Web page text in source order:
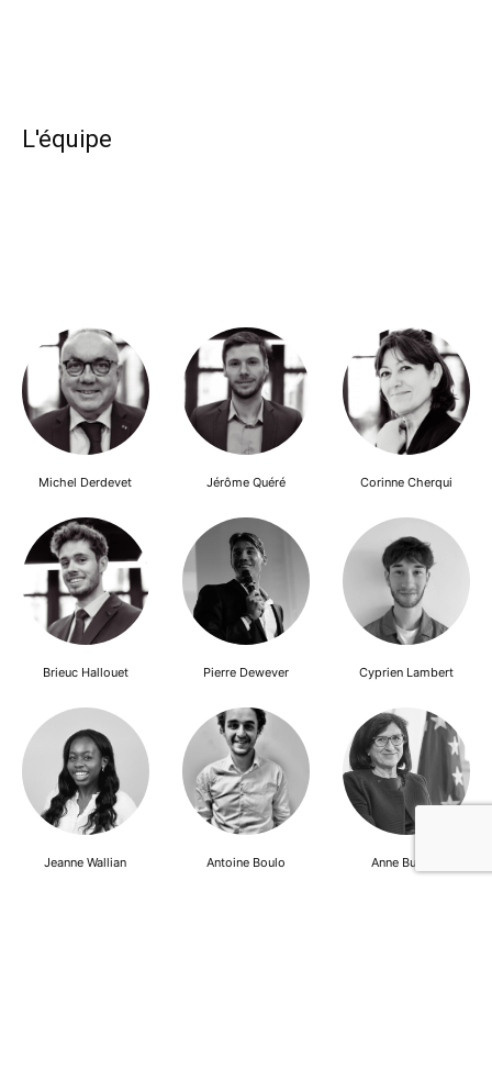
L'équipe
Michel Derdevet Jérôme Quéré Corinne Cherqui
Brieuc Hallouet Pierre Dewever Cyprien Lambert
Jeanne Wallian Antoine Boulo Anne Bucher